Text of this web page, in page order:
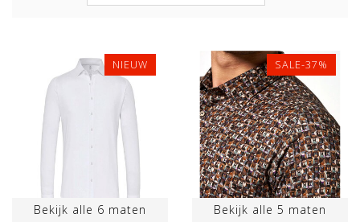
NIEUW
Bekijk alle 6 maten
SALE-37%
Bekijk alle 5 maten